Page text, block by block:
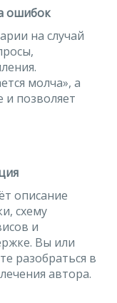
ошибок
на случай
молча», а
позволяет
описание
схему
и
Вы или
разобраться в
автора.